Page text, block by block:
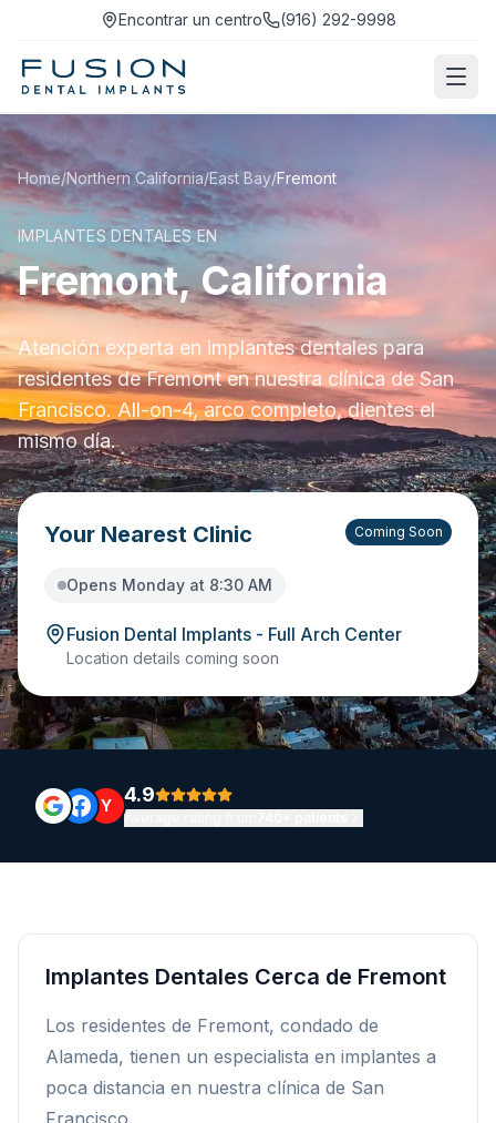
Encontrar un centro (916) 292-9998
Home/Northern California/East Bay/Fremont
IMPLANTES DENTALES EN
Fremont, California
Atención experta en implantes dentales para
residentes de Fremont en nuestra clínica de San
Francisco. All-on-4, arco completo, dientes el
mismo día.
Your Nearest Clinic Coming Soon
Opens Monday at 8:30 AM
Fusion Dental Implants - Full Arch Center
Location details coming soon
Y 4.9
Average rating from
Implantes Dentales Cerca de Fremont
Los residentes de Fremont, condado de
Alameda, tienen un especialista en implantes a
poca distancia en nuestra clínica de San
Francisco.